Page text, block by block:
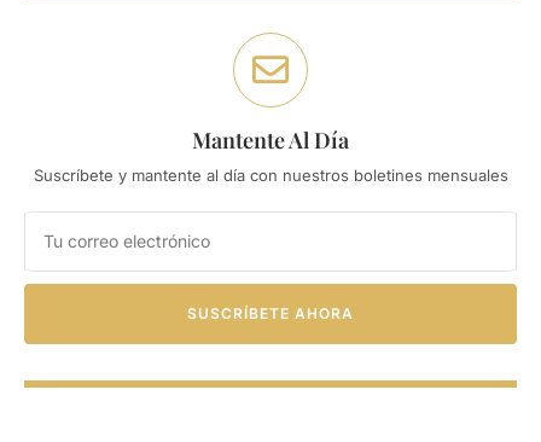
Mantente Al Día
Suscríbete y mantente al día con nuestros boletines mensuales
SUSCRÍBETE AHORA